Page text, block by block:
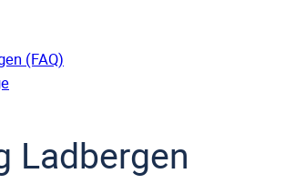
(FAQ)
Ladbergen